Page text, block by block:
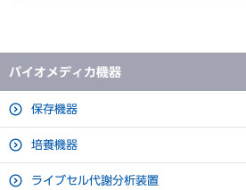
バイオメディカ機器
保存機器
培養機器
ライブセル代謝分析装置